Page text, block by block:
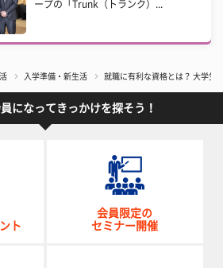
ープの「Trunk（トランク）...
入学準備・新生活 就職に有利な資格とは？ 大学生
になってきっかけを探そう！
ト
会員限定の
セミナー開催